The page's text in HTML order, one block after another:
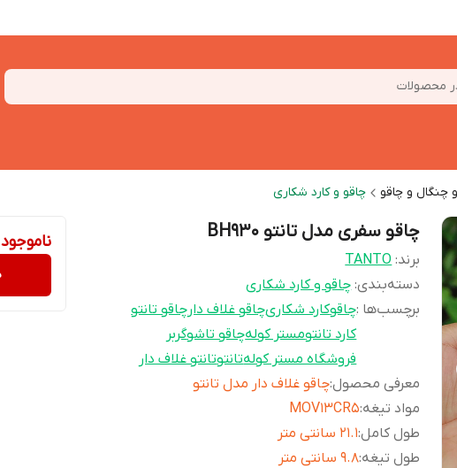
محصولات
چنگال و چاقو چاقو و کارد شکاری
چاقو سفری مدل تانتو BH930
برند: TANTO
دسته‌بندی:چاقو و کارد شکاری
برچسب‌ها :چاقوکارد شکاریچاقو غلاف دارچاقو تانتو
کارد تانتومستر کولهچاقو تاشوگربر
فروشگاه مستر کولهتانتوتانتو غلاف دار
معرفی محصول:چاقو غلاف دار مدل تانتو
مواد تیغه:
MOV13CR5
طول کامل:21.1 سانتی متر
طول تیغه:9.8 سانتی متر
ناموجود